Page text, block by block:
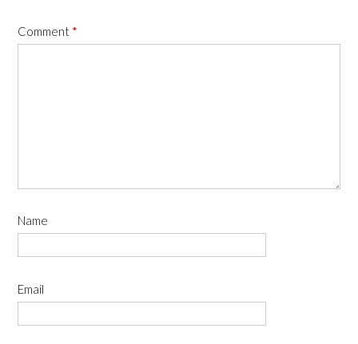
Comment *
Name
Email